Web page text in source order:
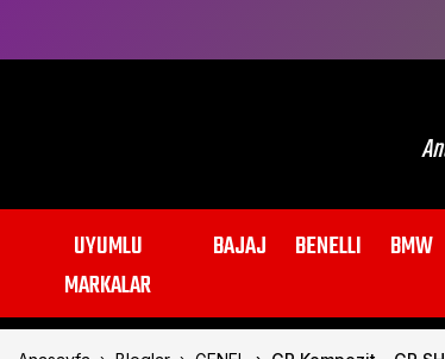
UYUMLU
MARKALAR
BAJAJ BENELLI BMW